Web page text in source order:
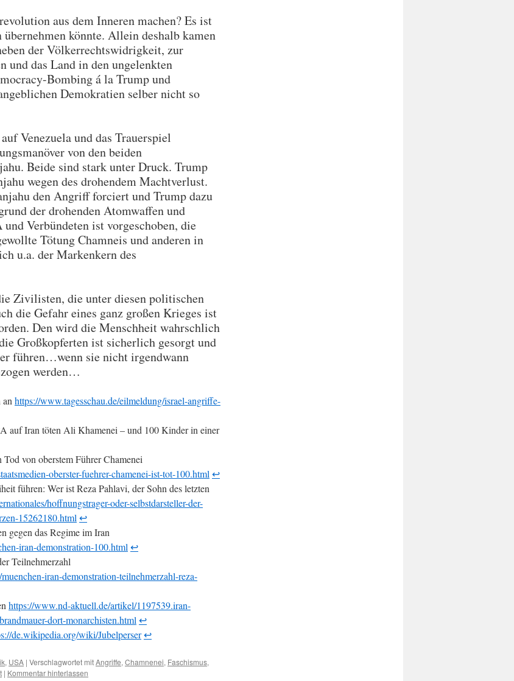
aus dem Inneren machen? Es ist
übernehmen könnte. Allein deshalb kamen
der Völkerrechtswidrigkeit, zur
und das Land in den ungelenkten
Bombing á la Trump und
Demokratien selber nicht so
Venezuela und das Trauerspiel
von den beiden
Beide sind stark unter Druck. Trump
wegen des drohendem Machtverlust.
den Angriff forciert und Trump dazu
der drohenden Atomwaffen und
Verbündeten ist vorgeschoben, die
Tötung Chamneis und anderen in
u.a. der Markenkern des
Zivilisten, die unter diesen politischen
die Gefahr eines ganz großen Krieges ist
Den wird die Menschheit wahrschlich
Großkopferten ist sicherlich gesorgt und
führen…wenn sie nicht irgendwann
werden…
https://www.tagesschau.de/eilmeldung/israel-angriffe-
auf Iran töten Ali Khamenei – und 100 Kinder in einer
von oberstem Führer Chamenei
oberster-fuehrer-chamenei-ist-tot-100.html ↩︎
führen: Wer ist Reza Pahlavi, der Sohn des letzten
hoffnungstrager-oder-selbstdarsteller-der-
15262180.html ↩︎
gegen das Regime im Iran
iran-demonstration-100.html ↩︎
Teilnehmerzahl
iran-demonstration-teilnehmerzahl-reza-
https://www.nd-aktuell.de/artikel/1197539.iran-
dort-monarchisten.html ↩︎
de.wikipedia.org/wiki/Jubelperser↩︎
, USA | Verschlagwortet mitAngriffe, Chamnenei, Faschismus,
| Kommentar hinterlassen